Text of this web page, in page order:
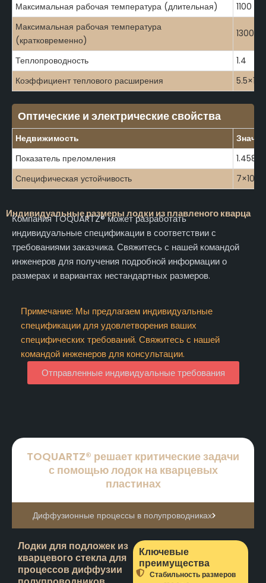
Максимальная рабочая температура (длительная)
1100
Максимальная рабочая температура
(кратковременно)
1300
Теплопроводность
1.4
Коэффициент теплового расширения
5.5×10-
Оптические и электрические свойства
Недвижимость
Показатель преломления
1.4585
Специфическая устойчивость
7×10⁷
Индивидуальные размеры лодки из плавленого кварца
Компания TOQUARTZ® может разработать
индивидуальные спецификации в соответствии с
требованиями заказчика. Свяжитесь с нашей командой
инженеров для получения подробной информации о
размерах и вариантах нестандартных размеров.
Примечание: Мы предлагаем индивидуальные
спецификации для удовлетворения ваших
специфических требований. Свяжитесь с нашей
командой инженеров для консультации.
Отправленные индивидуальные требования
TOQUARTZ® решает критические задачи
с помощью лодок на кварцевых
пластинах
Диффузионные процессы в полупроводниках
Лодки для подложек из
кварцевого стекла для
процессов диффузии
Ключевые
преимущества
Стабильность размеров